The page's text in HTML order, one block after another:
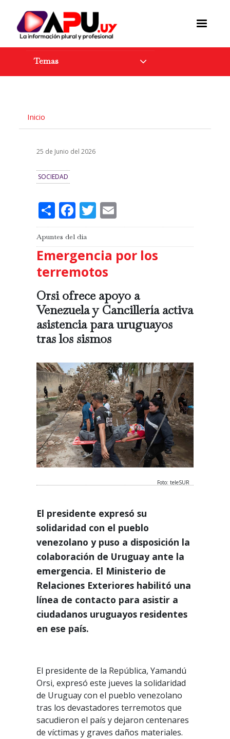
Temas
Inicio
25 de Junio del 2026
SOCIEDAD
ShareFacebook
Twitter
Apuntes del día
Emergencia por los
terremotos
Orsi ofrece apoyo a
Venezuela y Cancillería activa
asistencia para uruguayos
tras los sismos
Foto: teleSUR
El presidente expresó su
solidaridad con el pueblo
venezolano y puso a disposición la
colaboración de Uruguay ante la
emergencia. El Ministerio de
Relaciones Exteriores habilitó una
línea de contacto para asistir a
ciudadanos uruguayos residentes
en ese país.
El presidente de la República, Yamandú
Orsi, expresó este jueves la solidaridad
de Uruguay con el pueblo venezolano
tras los devastadores terremotos que
sacudieron el país y dejaron centenares
de víctimas y graves daños materiales.